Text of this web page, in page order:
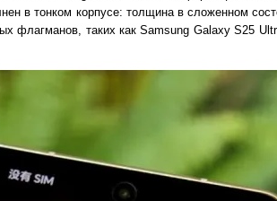
в тонком корпусе: толщина в сложенном
флагманов, таких как Samsung Galaxy S25